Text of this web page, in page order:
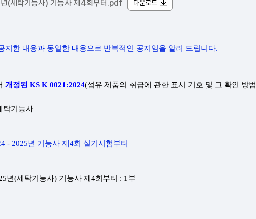
(세탁기능사) 기능사 제4회부터.pdf 다운로드
지한 내용과 동일한 내용으로 반복적인 공지임을 알려 드립니다.
개정된 KS K 0021:2024(섬유 제품의 취급에 관한 표시 기호 및 그 확인 방법
탁기능사
- 2025년 기능사 제4회 실기시험부터
년(세탁기능사) 기능사 제4회부터 : 1부